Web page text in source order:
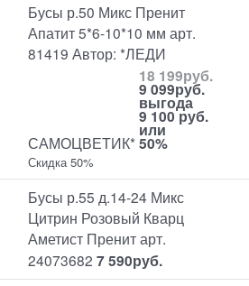
Бусы р.50 Микс Пренит
Апатит 5*6-10*10 мм арт.
81419 Автор: *ЛЕДИ
САМОЦВЕТИК*
18 199руб.
9 099руб.
выгода
9 100 руб.
или
50%
Скидка 50%
Бусы р.55 д.14-24 Микс
Цитрин Розовый Кварц
Аметист Пренит арт.
24073682 7 590руб.